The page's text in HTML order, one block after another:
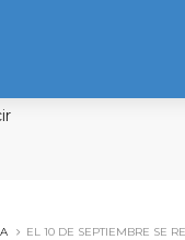
EL 10 DE SEPTIEMBRE SE